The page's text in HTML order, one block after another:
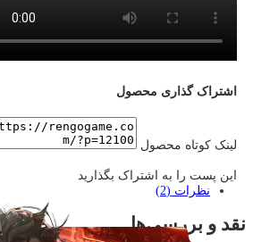
اشتراک گذاری محصول
لینک کوتاه محصول
این پست را به اشتراک بگذارید
نظرات (2)
نقد و بررسی‌ها